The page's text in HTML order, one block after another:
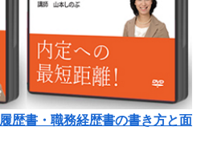
歴書・職務経歴書の書き方と面